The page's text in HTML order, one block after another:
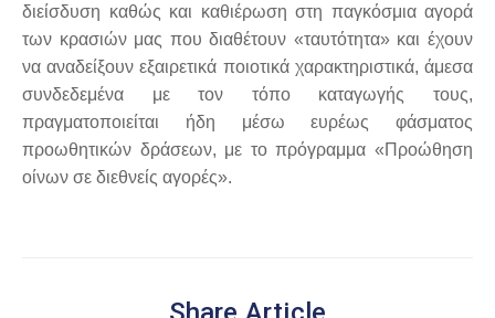
διείσδυση καθώς και καθιέρωση στη παγκόσμια αγορά
των κρασιών μας που διαθέτουν «ταυτότητα» και έχουν
να αναδείξουν εξαιρετικά ποιοτικά χαρακτηριστικά, άμεσα
συνδεδεμένα με τον τόπο καταγωγής τους,
πραγματοποιείται ήδη μέσω ευρέως φάσματος
προωθητικών δράσεων, με το πρόγραμμα «Προώθηση
οίνων σε διεθνείς αγορές».